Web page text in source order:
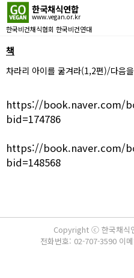
한국채식연합
www.vegan.or.kr
한국비건채식협회 한국비건연대
책
차라리 아이를 굶겨라(1,2편)/다음
https://book.naver.com/
bid=174786
https://book.naver.com/
bid=148568
Copyright ⓒ 한국채
전화번호: 02-707-3590 이